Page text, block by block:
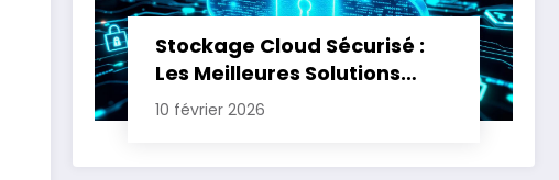
Stockage Cloud Sécurisé :
Les Meilleures Solutions
pour Protéger Vos Données
10 février 2026